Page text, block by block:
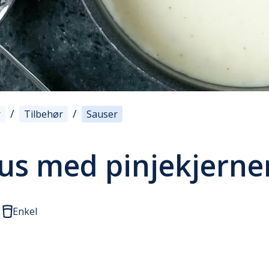
/ Tilbehør / Sauser
med
Enkel